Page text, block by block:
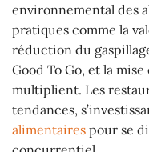
environnemental des
pratiques comme la
réduction du
Good To Go, et la
multiplient. Les
tendances,
alimentaires pour se